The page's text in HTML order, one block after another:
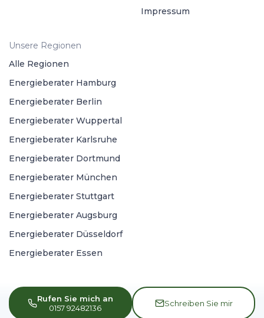
Rufen Sie mich an
0157 92482136
Schreiben Sie mir
Impressum
Unsere Regionen
Alle Regionen
Energieberater Hamburg
Energieberater Berlin
Energieberater Wuppertal
Energieberater Karlsruhe
Energieberater Dortmund
Energieberater München
Energieberater Stuttgart
Energieberater Augsburg
Energieberater Düsseldorf
Energieberater Essen